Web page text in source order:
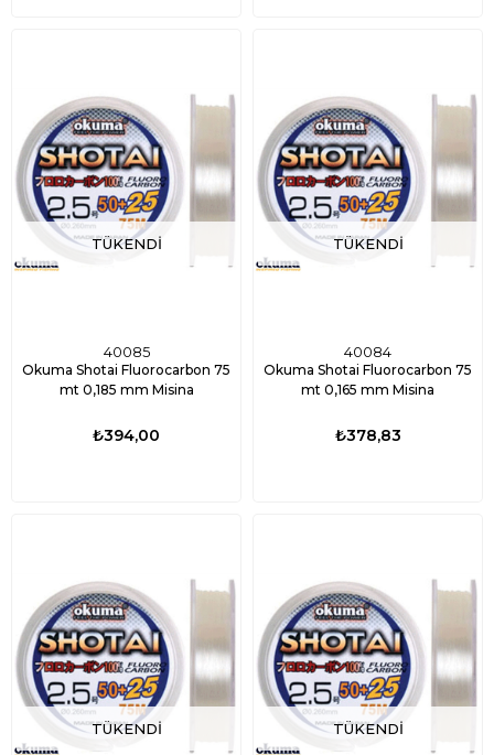
TÜKENDI
40085
Okuma Shotai Fluorocarbon 75
mt 0,185 mm Misina
₺394,00
TÜKENDI
40084
Okuma Shotai Fluorocarbon 75
mt 0,165 mm Misina
₺378,83
TÜKENDI TÜKENDI